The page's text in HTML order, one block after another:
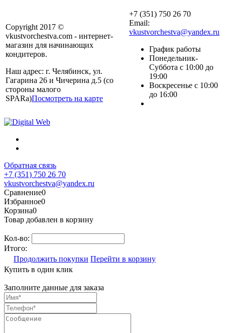
Copyright 2017 ©
vkustvorchestva.com - интернет-
магазин для начинающих
кондитеров.
Наш адрес: г. Челябинск, ул.
Гагарина 26 и Чичерина д.5 (со
стороны малого
SPARa)Посмотреть на карте
+7 (351) 750 26 70
Email:
vkustvorchestva@yandex.ru
График работы
Понедельник-
Суббота с 10:00 до
19:00
Воскресенье с 10:00
до 16:00
Обратная связь
+7 (351) 750 26 70
vkustvorchestva@yandex.ru
Сравнение0
Избранное0
Корзина0
Товар добавлен в корзину
Кол-во:
Итого:
Продолжить покупки Перейти в корзину
Купить в один клик
Заполните данные для заказа